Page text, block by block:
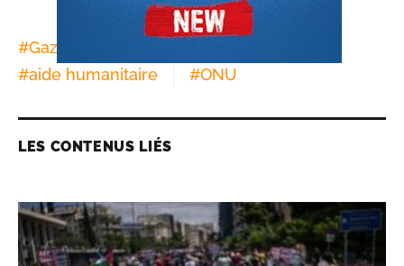
#Gaza
#aide humanitaire #ONU
LES CONTENUS LIÉS